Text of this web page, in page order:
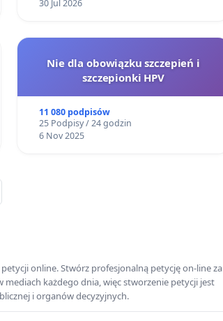
30 Jul 2026
Nie dla obowiązku szczepień i
szczepionki HPV
11 080 podpisów
25 Podpisy / 24 godzin
6 Nov 2025
online. Stwórz profesjonalną petycję on-line za
każdego dnia, więc stworzenie petycji jest
i organów decyzyjnych.